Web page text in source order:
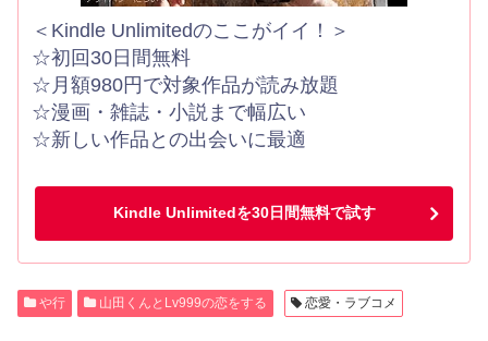
＜Kindle Unlimitedのここがイイ！＞
☆初回30日間無料
☆月額980円で対象作品が読み放題
☆漫画・雑誌・小説まで幅広い
☆新しい作品との出会いに最適
Kindle Unlimitedを30日間無料で試す
や行 山田くんとLv999の恋をする 恋愛・ラブコメ